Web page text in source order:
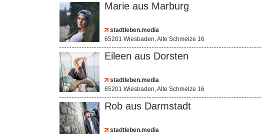
Marie aus Marburg
stadtleben.media
65201 Wiesbaden, Alte Schmelze 16
Eileen aus Dorsten
stadtleben.media
65201 Wiesbaden, Alte Schmelze 16
Rob aus Darmstadt
stadtleben.media